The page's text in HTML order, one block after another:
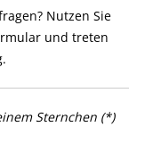
Nutzen Sie
und treten
Sternchen (*)